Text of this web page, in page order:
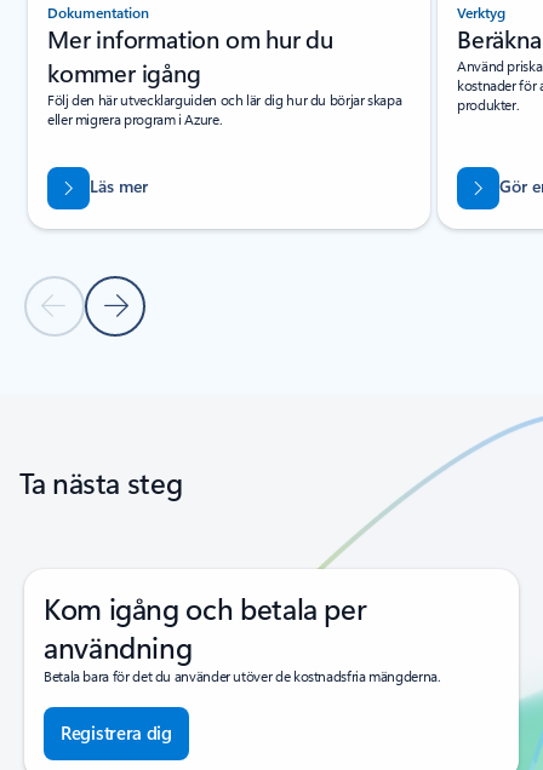
Föregående bild
Nästa bild
Dokumentation
Mer information om hur du
kommer igång
Följ den här utvecklarguiden och lär dig hur du börjar skapa
eller migrera program i Azure.
Läs mer
Verktyg
Använd
kostnader för
produkter.
Gör
Ta nästa steg
Kom igång och betala per
användning
Betala bara för det du använder utöver de kostnadsfria mängderna.
Registrera dig